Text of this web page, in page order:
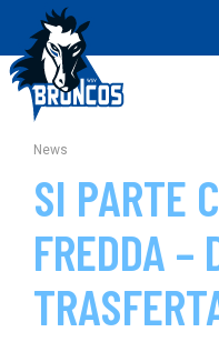
News
SI PARTE
FREDDA –